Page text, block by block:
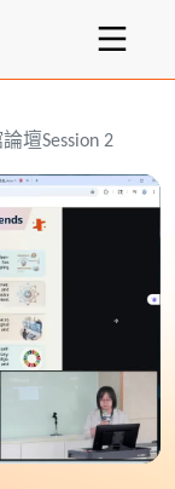
壇Session 2